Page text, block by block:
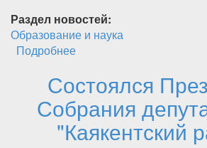
Раздел новостей:
Образование и наука
Подробнее
Состоялся
Собрания
"Каякентский